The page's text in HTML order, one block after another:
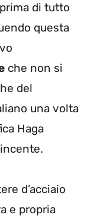
di tutto
questa
che non si
del
una volta
Haga
d’acciaio
e propria